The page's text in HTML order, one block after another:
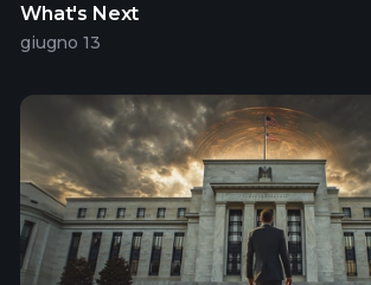
What's Next
giugno 13